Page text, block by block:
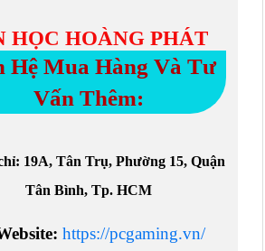
HỌC HOÀNG PHÁT
Hệ Mua Hàng Và Tư
Vấn Thêm:
19A, Tân Trụ, Phường 15, Quận
Tân Bình, Tp. HCM
https://pcgaming.vn/